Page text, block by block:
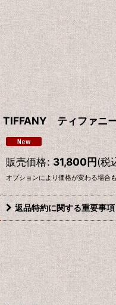
TIFFANY ティファニ
販売価格: 31,800円(税
オプションにより価格が変わる場合
返品特約に関する重要事項